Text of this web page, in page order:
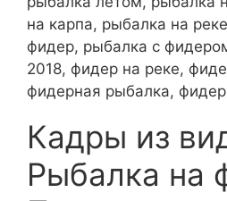
на карпа, рыбалка на
фидер, рыбалка с
2018, фидер на реке,
фидерная рыбалка,
Кадры из
Рыбалка на